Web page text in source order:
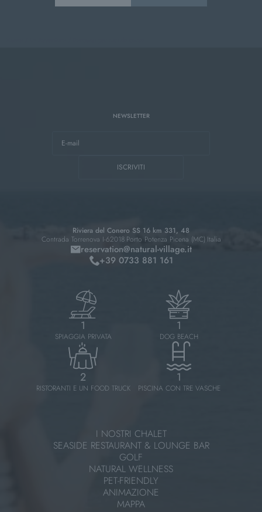
NEWSLETTER
E-mail
ISCRIVITI
Riviera del Conero SS 16 km 331, 48
Contrada Torrenova I-62018 Porto Potenza Picena (MC) Italia
reservation@natural-village.it
+39 0733 881 161
1
SPIAGGIA PRIVATA
1
DOG BEACH
2
RISTORANTI E UN FOOD TRUCK
1
PISCINA CON TRE VASCHE
I NOSTRI CHALET
SEASIDE RESTAURANT & LOUNGE BAR
GOLF
NATURAL WELLNESS
PET-FRIENDLY
ANIMAZIONE
MAPPA